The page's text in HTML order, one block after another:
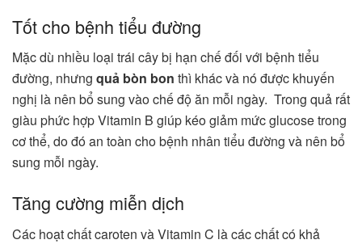
Tốt cho bệnh tiểu đường
Mặc dù nhiều loại trái cây bị hạn chế đối với bệnh tiểu
đường, nhưng quả bòn bon thì khác và nó được khuyến
nghị là nên bổ sung vào chế độ ăn mỗi ngày. Trong quả rất
giàu phức hợp Vitamin B giúp kéo giảm mức glucose trong
cơ thể, do đó an toàn cho bệnh nhân tiểu đường và nên bổ
sung mỗi ngày.
Tăng cường miễn dịch
Các hoạt chất caroten và Vitamin C là các chất có khả